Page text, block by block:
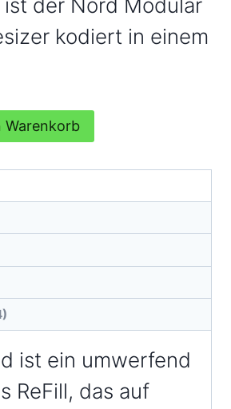
ist der Nord Modular
kodiert in einem
Warenkorb
ist ein umwerfend
ReFill, das auf